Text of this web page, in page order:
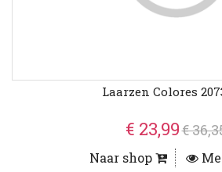
Laarzen Colores
€ 23,99€
Naar shop